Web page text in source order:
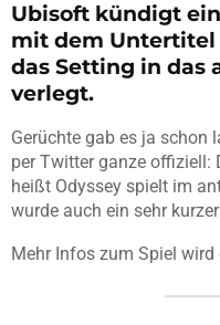
Ubisoft kündigt ein
mit dem Untertitel
das Setting in das
verlegt.
Gerüchte gab es ja schon
per Twitter ganze offiziell:
heißt Odyssey spielt im
wurde auch ein sehr
Mehr Infos zum Spiel